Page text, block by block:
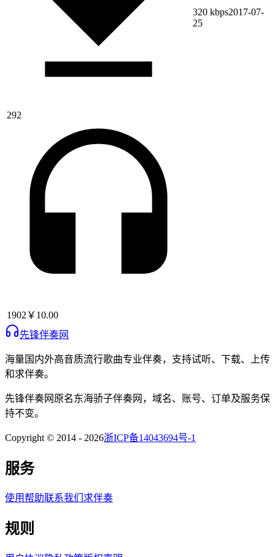
292
1902 ￥10.00
320 kbps2017-07-
25
先锋伴奏网
海量国内外高音质流行歌曲专业伴奏，支持试听、下载、上传
和求伴奏。
先锋伴奏网 原名东海骄子伴奏网 ，域名、账号、订单及服务保
持不变。
Copyright © 2014 - 2026浙ICP备14043694号-1
服务
使用帮助联系我们 求伴奏
规则